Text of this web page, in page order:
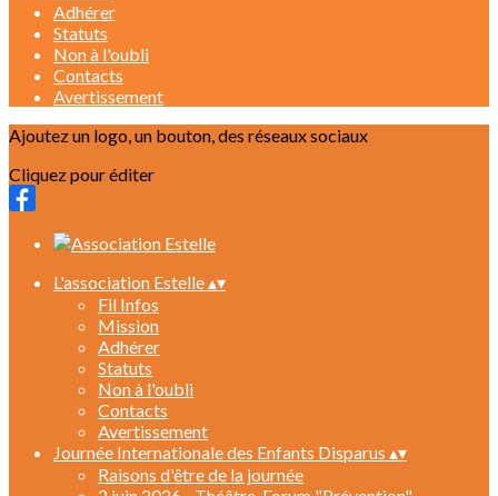
Adhérer
Statuts
Non à l'oubli
Contacts
Avertissement
Ajoutez un logo, un bouton, des réseaux sociaux
Cliquez pour éditer
L'association Estelle▴▾
Fil Infos
Mission
Adhérer
Statuts
Non à l'oubli
Contacts
Avertissement
Journée Internationale des Enfants Disparus ▴▾
Raisons d'être de la journée